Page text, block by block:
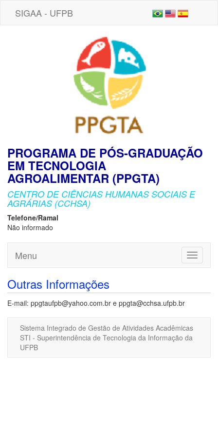
SIGAA - UFPB
PROGRAMA DE PÓS-GRADUAÇÃO
EM TECNOLOGIA
AGROALIMENTAR (PPGTA)
CENTRO DE CIÊNCIAS HUMANAS SOCIAIS E
AGRÁRIAS (CCHSA)
Telefone/Ramal
Não informado
Toggle
Menu
Outras Informações
E-mail: ppgtaufpb@yahoo.com.br e ppgta@cchsa.ufpb.br
Sistema Integrado de Gestão de Atividades Acadêmicas
STI - Superintendência de Tecnologia da Informação da
UFPB